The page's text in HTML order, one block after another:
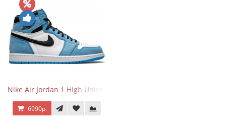
Nike Air Jordan 1 High University Blue
6990р.